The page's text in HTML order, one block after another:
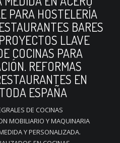
PARA HOSTELERÍA
BARES
LLAVE
COCINAS PARA
REFORMAS
EN
ESPAÑA
DE COCINAS
MOBILIARIO Y MAQUINARIA
Y PERSONALIZADA.